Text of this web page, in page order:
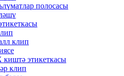
полосасы
клип
этикеткасы
клип